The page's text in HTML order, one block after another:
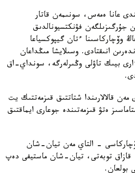
عانا ەمەس، سونىمەن قاتار
جۇرگىزىلگەن فۋنكتسيونالدىق
وۆچاركاسىنا ءتان گيپوكسياعا
انىقتادى. وسىلايشا مىڭداعان
بيىك تاۋلى وڭىرلەرگە، سونداي-اق
قالالارىندا شتاتتىق قىزمەتتىك يت
ەتۋ قىزمەتىندە جوعارى ايماقتىق
- التاي مەن تيان-شان
قازاق توبەتى، تيان-شان ماستيفى دەپ
بولعان.